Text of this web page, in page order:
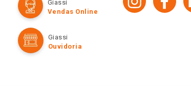
Giassi
Vendas Online
Giassi
Ouvidoria